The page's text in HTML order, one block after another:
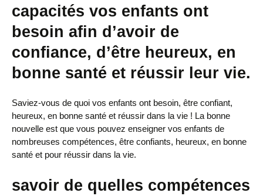
capacités vos enfants ont
besoin afin d’avoir de
confiance, d’être heureux, en
bonne santé et réussir leur vie.
Saviez-vous de quoi vos enfants ont besoin, être confiant,
heureux, en bonne santé et réussir dans la vie ! La bonne
nouvelle est que vous pouvez enseigner vos enfants de
nombreuses compétences, être confiants, heureux, en bonne
santé et pour réussir dans la vie.
savoir de quelles compétences